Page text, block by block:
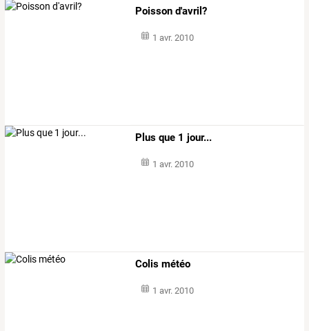
Poisson d'avril?
1 avr. 2010
Plus que 1 jour...
1 avr. 2010
Colis météo
1 avr. 2010